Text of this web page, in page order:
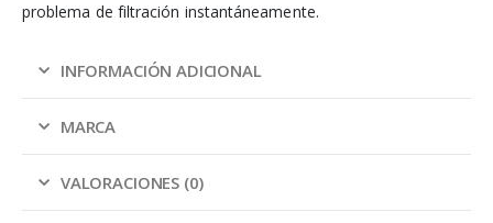
problema de filtración instantáneamente.
INFORMACIÓN ADICIONAL
MARCA
VALORACIONES (0)